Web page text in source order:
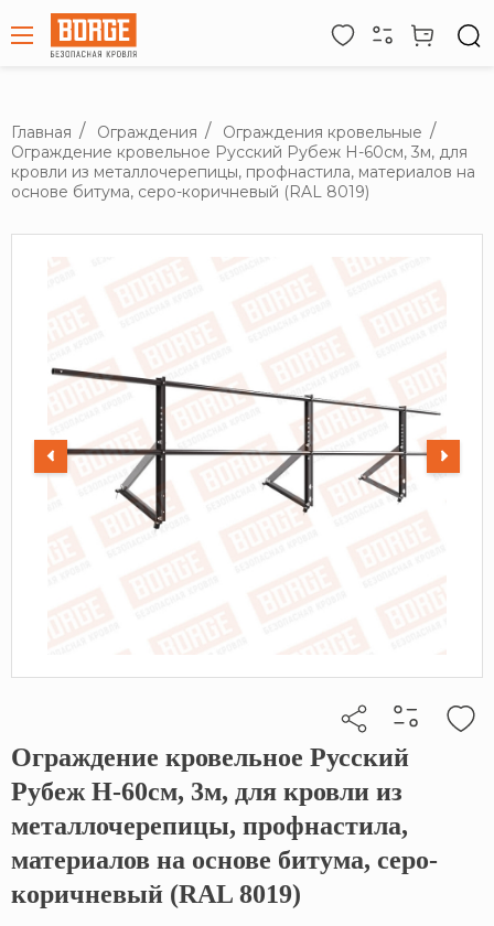
Главная Ограждения
Ограждения кровельные
Ограждение кровельное Русский Рубеж H-60см, 3м, для
кровли из металлочерепицы, профнастила, материалов на
основе битума, серо-коричневый (RAL 8019)
Кликните, чтобы скопировать прямую ссылку
Ограждение кровельное Русский
Рубеж H-60см, 3м, для кровли из
металлочерепицы, профнастила,
материалов на основе битума, серо-
коричневый (RAL 8019)